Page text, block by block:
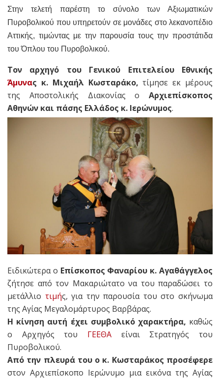
Στην τελετή παρέστη το σύνολο των Αξιωματικών
Πυροβολικού που υπηρετούν σε μονάδες στο λεκανοπέδιο
Αττικής, τιμώντας με την παρουσία τους την προστάτιδα
του Όπλου του Πυροβολικού.
Τον αρχηγό του Γενικού Επιτελείου Εθνικής
Άμυνας κ. Μιχαήλ Κωσταράκο,τίμησε εκ μέρους
της Αποστολικής Διακονίας ο Αρχιεπίσκοπος
Αθηνών και πάσης Ελλάδος κ. Ιερώνυμος.
Ειδικώτερα ο Επίσκοπος Φαναρίου κ. Αγαθάγγελος
ζήτησε από τον Μακαριώτατο να του παραδώσει το
μετάλλιο τιμής, για την παρουσία του στο σκήνωμα
της Αγίας Μεγαλομάρτυρος Βαρβάρας.
Η κίνηση αυτή έχει συμβολικό χαρακτήρα, καθώς
ο Αρχηγός του ΓΕΕΘΑ είναι Στρατηγός του
Πυροβολικού.
Από την πλευρά του ο κ. Κωσταράκος προσέφερε
στον Αρχιεπίσκοπο Ιερώνυμο μια εικόνα της Αγίας